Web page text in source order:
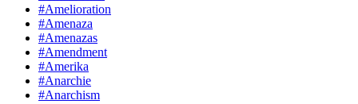
#Amelioration
#Amenaza
#Amenazas
#Amendment
#Amerika
#Anarchie
#Anarchism